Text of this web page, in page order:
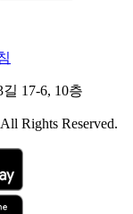
17-6, 10층
Rights Reserved.